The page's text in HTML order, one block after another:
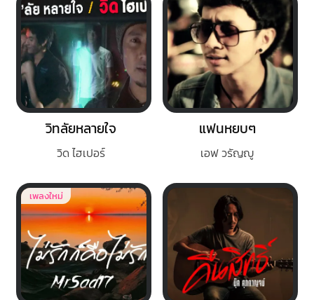
วิทลัยหลายใจ
วิด ไฮเปอร์
แฟนหยบๆ
เอฟ วรัญญู
เพลงใหม่